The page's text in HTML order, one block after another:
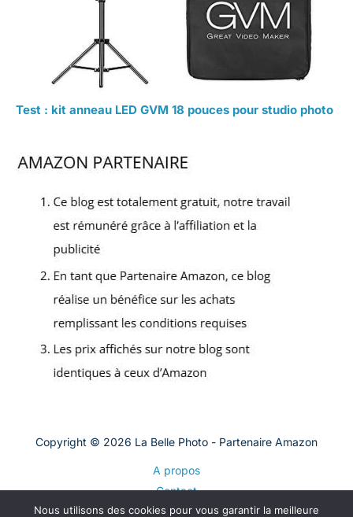
Test : kit anneau LED GVM 18 pouces pour studio photo
Copyright © 2026 La Belle Photo - Partenaire Amazon
A propos
Contact
Plan du site
Nous utilisons des cookies pour vous garantir la meilleure